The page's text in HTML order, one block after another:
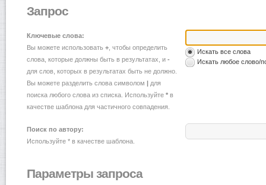
Запрос
Ключевые слова:
Вы можете использовать + , чтобы определить
слова, которые должны быть в результатах, и -
для слов, которых в результатах быть не должно.
Вы можете разделить слова символом | для
поиска любого слова из списка. Используйте * в
качестве шаблона для частичного совпадения.
Искать все слова
Искать любое слово/
Поиск по автору:
Используйте * в качестве шаблона.
Параметры запроса